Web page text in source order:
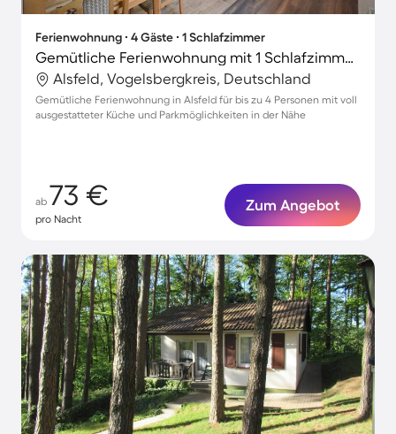
Ferienwohnung ∙ 4 Gäste ∙ 1 Schlafzimmer
Gemütliche Ferienwohnung mit 1 Schlafzimmer für 4 Personen
Alsfeld, Vogelsbergkreis, Deutschland
Gemütliche Ferienwohnung in Alsfeld für bis zu 4 Personen mit voll
ausgestatteter Küche und Parkmöglichkeiten in der Nähe
ab 73 €
pro Nacht
Zum Angebot